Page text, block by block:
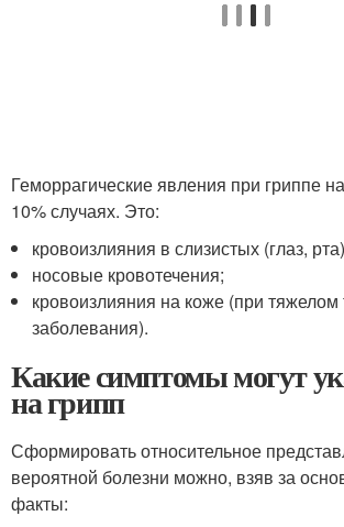
Геморрагические явления при гриппе
10% случаях. Это:
кровоизлияния в слизистых (глаз,
носовые кровотечения;
кровоизлияния на коже (при тяжелом
заболевания).
Какие симптомы могут
на грипп
Сформировать относительное
вероятной болезни можно, взяв за
факты: